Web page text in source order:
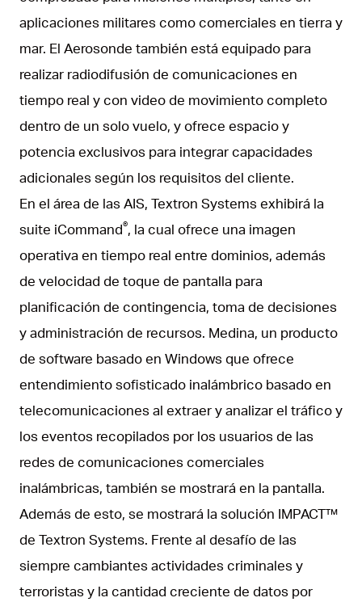
aplicaciones militares como comerciales en tierra y
mar. El Aerosonde también está equipado para
realizar radiodifusión de comunicaciones en
tiempo real y con video de movimiento completo
dentro de un solo vuelo, y ofrece espacio y
potencia exclusivos para integrar capacidades
adicionales según los requisitos del cliente.
En el área de las AIS, Textron Systems exhibirá la
suite iCommand®, la cual ofrece una imagen
operativa en tiempo real entre dominios, además
de velocidad de toque de pantalla para
planificación de contingencia, toma de decisiones
y administración de recursos. Medina, un producto
de software basado en Windows que ofrece
entendimiento sofisticado inalámbrico basado en
telecomunicaciones al extraer y analizar el tráfico y
los eventos recopilados por los usuarios de las
redes de comunicaciones comerciales
inalámbricas, también se mostrará en la pantalla.
Además de esto, se mostrará la solución IMPACT™
de Textron Systems. Frente al desafío de las
siempre cambiantes actividades criminales y
terroristas y la cantidad creciente de datos por